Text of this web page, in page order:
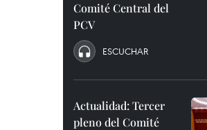
Comité Central del
PCV
ESCUCHAR
Actualidad: Tercer
pleno del Comité